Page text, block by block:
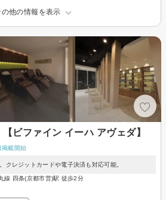
の他の情報を表示
ビファイン イーハ アヴェダ】
載開始
クレジットカードや電子決済も対応可能。
線 四条(京都市営)駅 徒歩2分